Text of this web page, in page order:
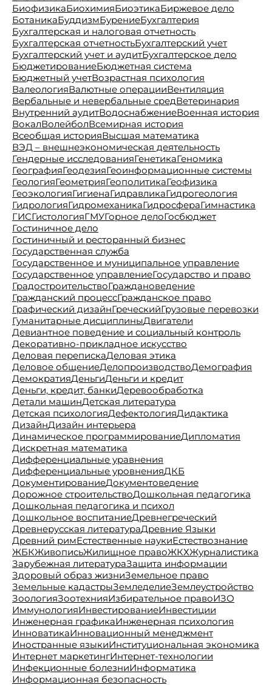
БиофизикаБиохимияБиоэтикаБиржевое дело
БотаникаБуддизмБурениеБухгалтерия
Бухгалтерская и налоговая отчетность
Бухгалтерская отчетностьБухгалтерский учет
Бухгалтерский учет и аудитБухгалтерское дело
БюджетированиеБюджетная система
Бюджетный учетВозрастная психология
ВалеологияВалютные операцииВентиляция
Вербальные и невербальные средВетеринария
Внутренний аудитВодоснабжениеВоенная история
ВокалВолейболВсемирная история
Всеобщая историяВысшая математика
ВЭД – внешнеэкономическая деятельность
Гендерные исследованияГенетикаГеномика
ГеографияГеодезияГеоинформационные системы
ГеологияГеометрияГеополитикаГеофизика
ГеоэкологияГигиенаГидравликаГидрогеология
ГидрологияГидромеханикаГидросфераГимнастика
ГИСГистологияГМУГорное делоГосбюджет
Гостиничное дело
Гостиничный и ресторанный бизнес
Государственная служба
Государственное и муниципальное управление
Государственное управлениеГосударство и право
ГрадостроительствоГраждановедение
Гражданский процессГражданское право
Графический дизайнГреческийГрузовые перевозки
Гуманитарные дисциплиныДвигатели
Девиантное поведение и социальный контроль
Декоративно-прикладное искусство
Деловая перепискаДеловая этика
Деловое общениеДелопроизводствоДемография
ДемократияДеньгиДеньги и кредит
Деньги, кредит, банкиДеревообработка
Детали машинДетская литература
Детская психологияДефектологияДидактика
ДизайнДизайн интерьера
Динамическое программированиеДипломатия
Дискретная математика
Дифференциальные уравнения
Дифференциальные уровненияДКБ
ДокументированиеДокументоведение
Дорожное строительствоДошкольная педагогика
Дошкольная педагогика и психол
Дошкольное воспитаниеДревнегреческий
Древнерусская литератураДревние Языки
Древний римЕстественные наукиЕстествознание
ЖБКЖивописьЖилищное правоЖКХЖурналистика
Зарубежная литератураЗащита информации
Здоровый образ жизниЗемельное право
Земельные кадастрыЗемледелиеЗемлеустройство
ЗоологияЗоотехнияИзбирательное правоИЗО
ИммунологияИнвестированиеИнвестиции
Инженерная графикаИнженерная психология
ИнноватикаИнновационный менеджмент
Иностранные языкиИнституциональная экономика
Интернет маркетингИнтернет-технологии
Инфекционные болезниИнформатика
Информационная безопасность